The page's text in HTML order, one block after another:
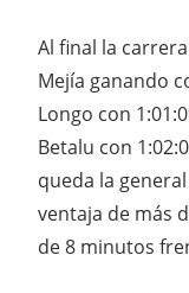
Al final la
Mejía ganando
Longo con
Betalu con
queda la
ventaja de más
de 8 minutos